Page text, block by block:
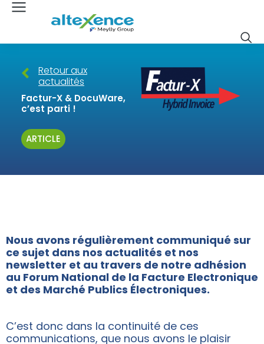
Retour aux
actualités
Factur-X & DocuWare,
c’est parti !
ARTICLE
Nous avons régulièrement communiqué sur
ce sujet dans nos actualités et nos
newsletter et au travers de notre adhésion
au Forum National de la Facture Electronique
et des Marché Publics Électroniques.
C’est donc dans la continuité de ces
communications, que nous avons le plaisir